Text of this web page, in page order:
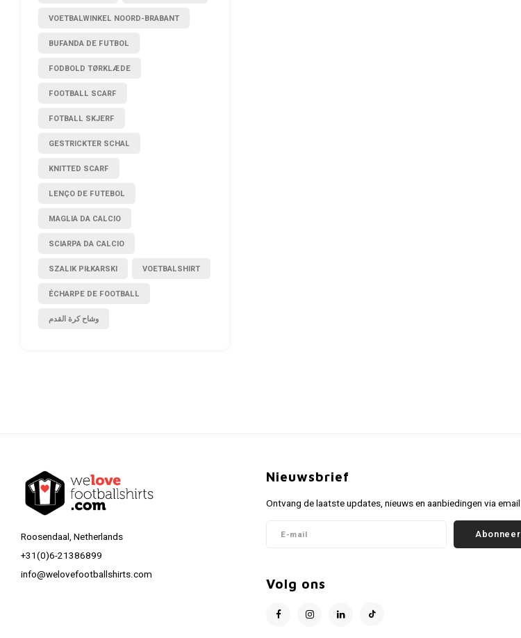
VOETBALWINKEL NOORD-BRABANT
BUFANDA DE FUTBOL
FODBOLD TØRKLÆDE
FOOTBALL SCARF
FOTBALL SKJERF
GESTRICKTER SCHAL
KNITTED SCARF
LENÇO DE FUTEBOL
MAGLIA DA CALCIO
SCIARPA DA CALCIO
SZALIK PIŁKARSKI VOETBALSHIRT
ÉCHARPE DE FOOTBALL
وشاح كرة القدم
Roosendaal, Netherlands
+31(0)6-21386899
info@welovefootballshirts.com
Nieuwsbrief
Ontvang de laatste updates, nieuws en aanbiedingen via email
Abonneer
Volg ons